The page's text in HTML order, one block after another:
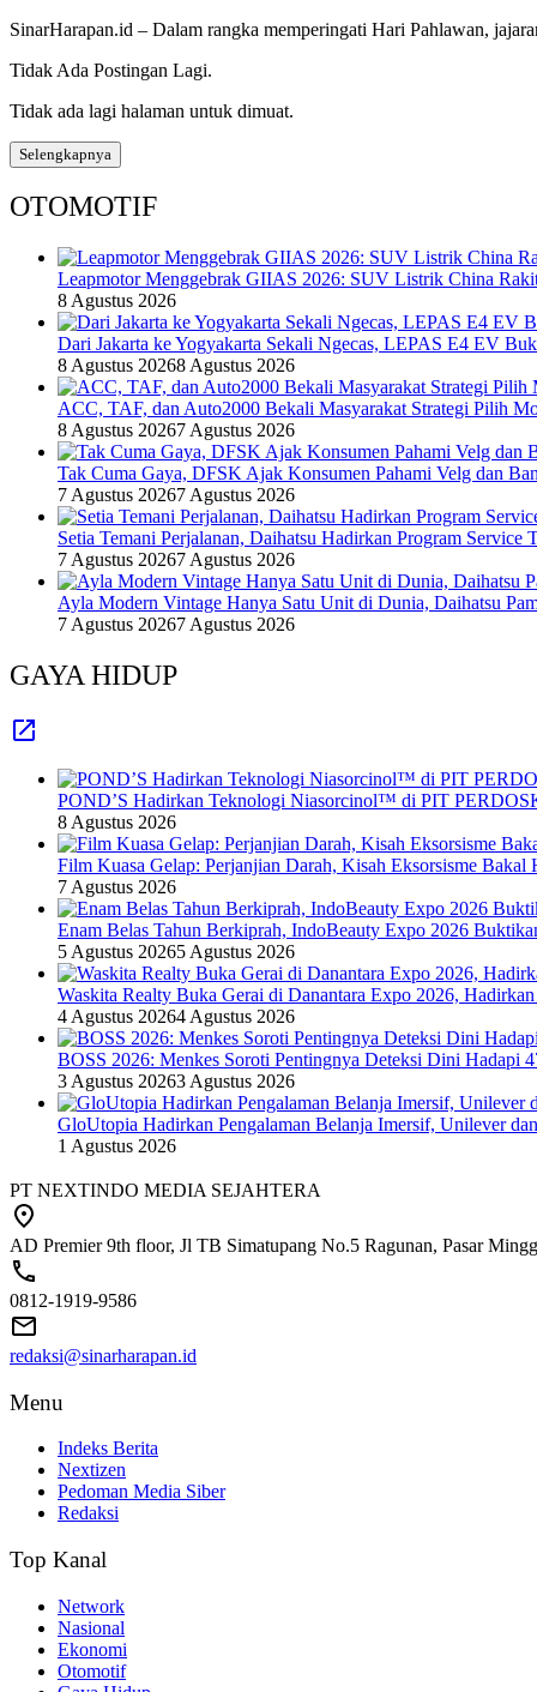
SinarHarapan.id – Dalam rangka memperingati Hari Pahlawan,
Tidak Ada Postingan Lagi.
Tidak ada lagi halaman untuk dimuat.
Selengkapnya
OTOMOTIF
Leapmotor Menggebrak GIIAS 2026: SUV Listrik China
8 Agustus 2026
Dari Jakarta ke Yogyakarta Sekali Ngecas, LEPAS E4 EV
8 Agustus 20268 Agustus 2026
ACC, TAF, dan Auto2000 Bekali Masyarakat Strategi Pilih
8 Agustus 20267 Agustus 2026
Tak Cuma Gaya, DFSK Ajak Konsumen Pahami Velg dan
7 Agustus 20267 Agustus 2026
Setia Temani Perjalanan, Daihatsu Hadirkan Program
7 Agustus 20267 Agustus 2026
Ayla Modern Vintage Hanya Satu Unit di Dunia, Daihatsu
7 Agustus 20267 Agustus 2026
GAYA HIDUP
POND’S Hadirkan Teknologi Niasorcinol™ di PIT
8 Agustus 2026
Film Kuasa Gelap: Perjanjian Darah, Kisah Eksorsisme
7 Agustus 2026
Enam Belas Tahun Berkiprah, IndoBeauty Expo 2026
5 Agustus 20265 Agustus 2026
Waskita Realty Buka Gerai di Danantara Expo 2026,
4 Agustus 20264 Agustus 2026
BOSS 2026: Menkes Soroti Pentingnya Deteksi Dini Hadapi
3 Agustus 20263 Agustus 2026
GloUtopia Hadirkan Pengalaman Belanja Imersif, Unilever
1 Agustus 2026
PT NEXTINDO MEDIA SEJAHTERA
AD Premier 9th floor, Jl TB Simatupang No.5 Ragunan, Pasar
0812-1919-9586
redaksi@sinarharapan.id
Menu
Indeks Berita
Nextizen
Pedoman Media Siber
Redaksi
Top Kanal
Network
Nasional
Ekonomi
Otomotif